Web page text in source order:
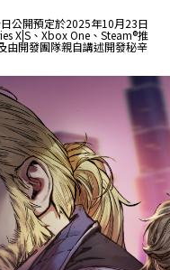
日公開預定於2025年10月23日
X|S、Xbox One、Steam®推
由開發團隊親自講述開發秘辛